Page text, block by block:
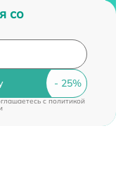
со
cполитикой